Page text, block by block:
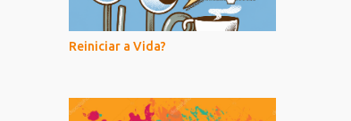
Reiniciar a Vida?